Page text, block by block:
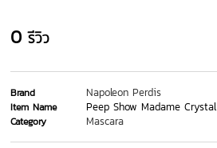
0 รีวิว
Brand Napoleon Perdis
Item Name Peep Show Madame Crystal
Category Mascara